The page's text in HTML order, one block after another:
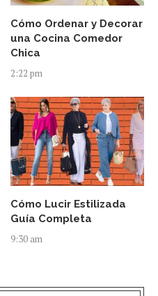
Cómo Ordenar y Decorar
una Cocina Comedor
Chica
2:22 pm
Cómo Lucir Estilizada
Guía Completa
9:30 am